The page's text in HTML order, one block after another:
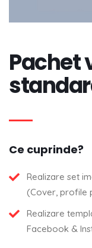
Pachet
Ce cuprinde?
Realizare set
(Cover, profile
Realizare
Facebook &